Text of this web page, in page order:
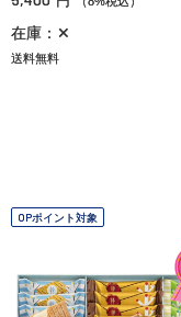
在庫：✕
送料無料
OPポイント対象